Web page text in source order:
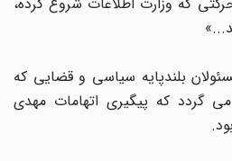
بلندپایه سیاسی و قضایی که
که پیگیری اتهامات مهدی